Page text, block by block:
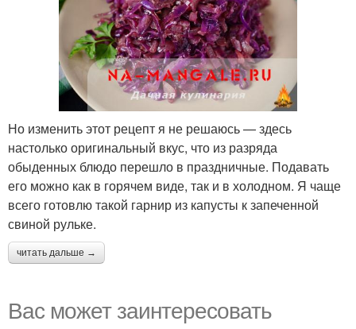
Но изменить этот рецепт я не решаюсь — здесь
настолько оригинальный вкус, что из разряда
обыденных блюдо перешло в праздничные. Подавать
его можно как в горячем виде, так и в холодном. Я чаще
всего готовлю такой гарнир из капусты к запеченной
свиной рульке.
читать дальше →
Вас может заинтересовать